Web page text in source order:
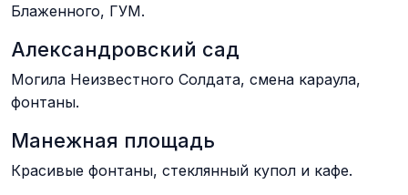
Блаженного, ГУМ.
Александровский сад
Могила Неизвестного Солдата, смена караула,
фонтаны.
Манежная площадь
Красивые фонтаны, стеклянный купол и кафе.